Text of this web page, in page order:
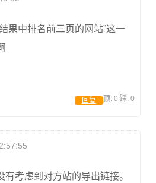
果中排名前三页的网站”这一
顶: 0 踩: 0
回复
考虑到对方站的导出链接。